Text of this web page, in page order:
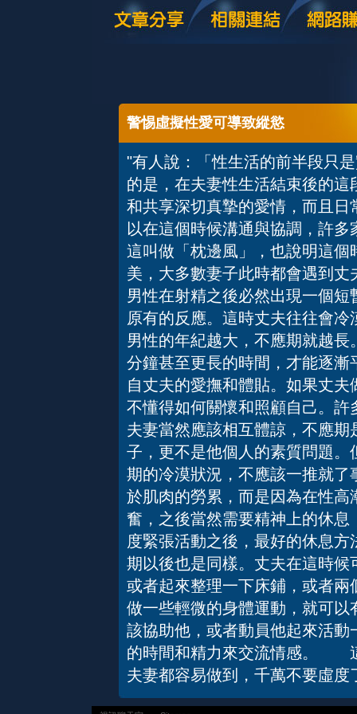
警惕虛擬性愛可導致縱慾
"有人說：「性生活的前半段只
的是，在夫妻性生活結束後的
和共享深切真摯的愛情，而且
以在這個時候溝通與協調，許
這叫做「枕邊風」，也說明這
美，大多數妻子此時都會遇到
男性在射精之後必然出現一個
原有的反應。這時丈夫往往會
男性的年紀越大，不應期就越
分鐘甚至更長的時間，才能逐
自丈夫的愛撫和體貼。如果丈
不懂得如何關懷和照顧自己。
夫妻當然應該相互體諒，不應
子，更不是他個人的素質問題
期的冷漠狀況，不應該一推就
於肌肉的勞累，而是因為在性
奮，之後當然需要精神上的休
度緊張活動之後，最好的休息
期以後也是同樣。丈夫在這時
或者起來整理一下床鋪，或者
做一些輕微的身體運動，就可
該協助他，或者動員他起來活
的時間和精力來交流情感。
夫妻都容易做到，千萬不要虛度